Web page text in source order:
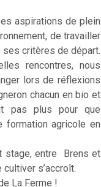
aspirations de plein
de travailler
critères de départ.
rencontres, nous
lors de réflexions
chacun en bio et
pas plus pour que
formation agricole en
stage, entre Brens et
s’accroît.
La Ferme !